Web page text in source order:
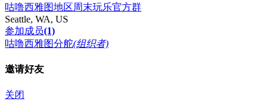
咕噜西雅图地区周末玩乐官方群
Seattle, WA, US
参加成员(1)
咕噜西雅图分舵(组织者)
邀请好友
关闭